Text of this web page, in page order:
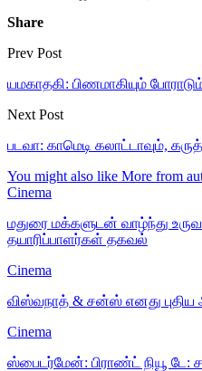
Share
Prev Post
யமகாதகி: பிணமாகியும்
Next Post
படவா: காமெடி கலாட்டாவும்,
You might also like More from
Cinema
மதுரை மக்களுடன் வாழ்ந்து
தயாரிப்பாளர்கள் தகவல்
Cinema
விஸ்வநாத் & சன்ஸ் எனது புதிய
Cinema
ஸ்பைடர்மேன்: பிராண்ட் நியூ டே: